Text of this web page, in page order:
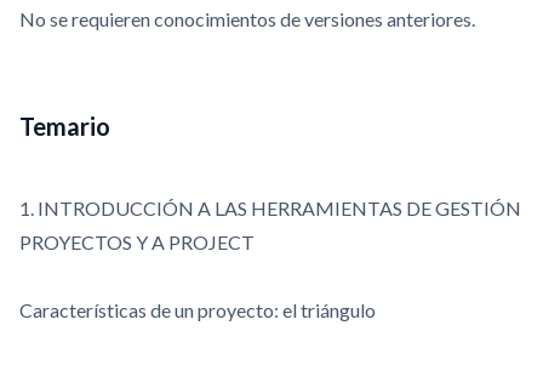
No se requieren conocimientos de versiones anteriores.
Temario
1. INTRODUCCIÓN A LAS HERRAMIENTAS DE GESTIÓN
PROYECTOS Y A PROJECT
Características de un proyecto: el triángulo